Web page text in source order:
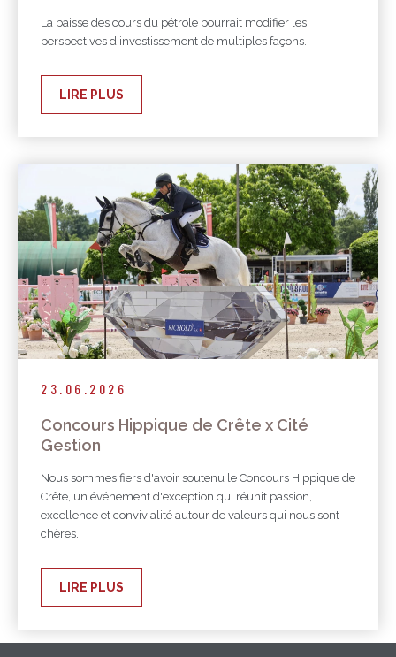
La baisse des cours du pétrole pourrait modifier les
perspectives d'investissement de multiples façons.
LIRE PLUS
23.06.2026
Concours Hippique de Crête x Cité
Gestion
Nous sommes fiers d'avoir soutenu le Concours Hippique de
Crête, un événement d'exception qui réunit passion,
excellence et convivialité autour de valeurs qui nous sont
chères.
LIRE PLUS